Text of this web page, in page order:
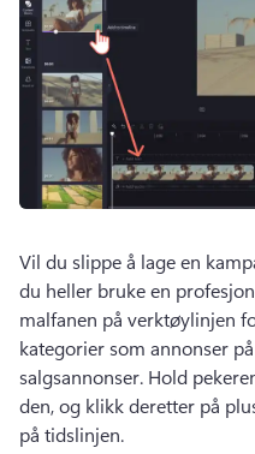
Vil du slippe å lage en
du heller bruke en
malfanen på verktøylinjen
kategorier som annonser
salgsannonser. Hold
den, og klikk deretter på
på tidslinjen.